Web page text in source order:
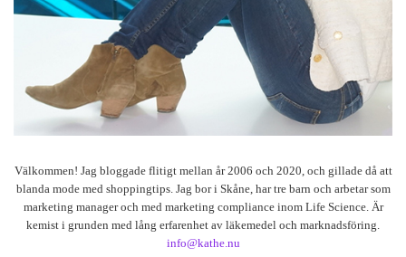
Välkommen! Jag bloggade flitigt mellan år 2006 och 2020, och gillade då att
blanda mode med shoppingtips. Jag bor i Skåne, har tre barn och arbetar som
marketing manager och med marketing compliance inom Life Science. Är
kemist i grunden med lång erfarenhet av läkemedel och marknadsföring.
info@kathe.nu